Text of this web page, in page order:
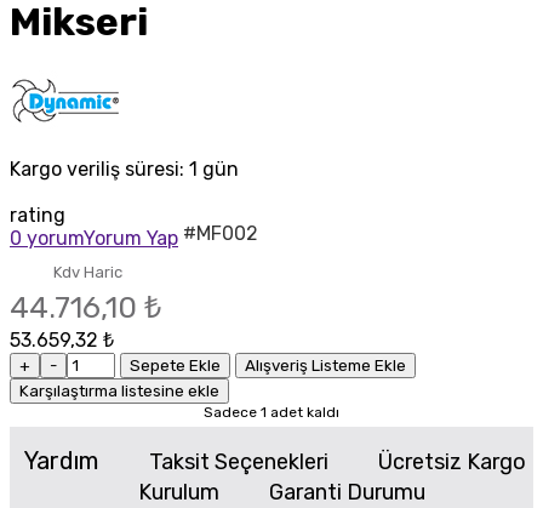
Mikseri
Kargo veriliş süresi: 1 gün
rating
0 yorumYorum Yap #MF002
Kdv Haric
44.716,10 ₺
53.659,32 ₺
+ - Sepete Ekle
Alışveriş Listeme Ekle
Karşılaştırma listesine ekle
Sadece 1 adet kaldı
Yardım Taksit Seçenekleri
Ücretsiz Kargo
Kurulum
Garanti Durumu